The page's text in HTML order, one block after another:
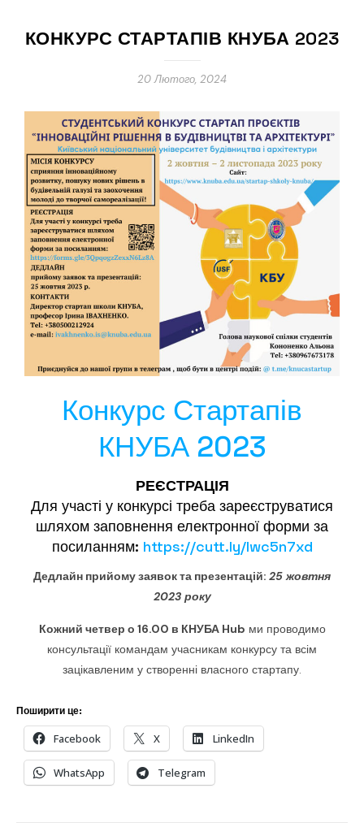
КОНКУРС СТАРТАПІВ КНУБА 2023
20 Лютого, 2024
Конкурс Стартапів
КНУБА 2023
РЕЄСТРАЦІЯ
Для участі у конкурсі треба зареєструватися
шляхом заповнення електронної форми за
посиланням: https://cutt.ly/lwc5n7xd
Дедлайн прийому заявок та презентацій: 25 жовтня
2023 року
Кожний четвер о 16.00 в КНУБА Hub ми проводимо
консультації командам учасникам конкурсу та всім
зацікавленим у створенні власного стартапу.
Поширити це:
Facebook X LinkedIn
WhatsApp Telegram